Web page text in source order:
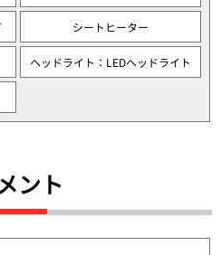
シートヒーター
ヘッドライト：LEDヘッドライト
ント